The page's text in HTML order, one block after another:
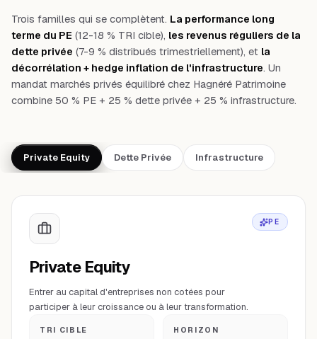
Trois familles qui se complètent. La performance long
terme du PE (12-18 % TRI cible), les revenus réguliers de la
dette privée (7-9 % distribués trimestriellement), et la
décorrélation + hedge inflation de l'infrastructure. Un
mandat marchés privés équilibré chez Hagnéré Patrimoine
combine 50 % PE + 25 % dette privée + 25 % infrastructure.
Private Equity Dette Privée Infrastructure
Private Equity
Entrer au capital d'entreprises non cotées pour
participer à leur croissance ou à leur transformation.
PE
TRI CIBLE HORIZON